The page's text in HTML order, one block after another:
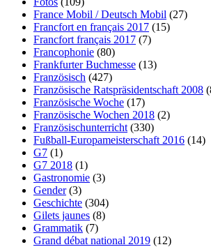
France Mobil / Deutsch Mobil (27)
Francfort en français 2017 (15)
Francfort français 2017 (7)
Francophonie (80)
Frankfurter Buchmesse (13)
Französisch (427)
Französische Ratspräsidentschaft 2008
Französische Woche (17)
Französische Wochen 2018 (2)
Französischunterricht (330)
Fußball-Europameisterschaft 2016 (14)
G7 (1)
G7 2018 (1)
Gastronomie (3)
Gender(3)
Geschichte (304)
Gilets jaunes (8)
Grammatik (7)
Grand débat national 2019 (12)